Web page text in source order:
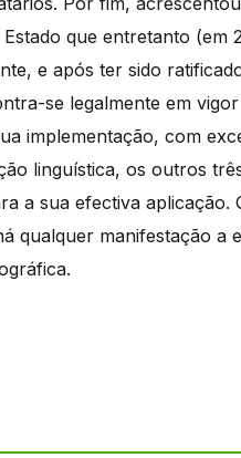
que entretanto (em
e após ter sido
se legalmente em
implementação, com
linguística, os outros
a sua efectiva
qualquer manifestação